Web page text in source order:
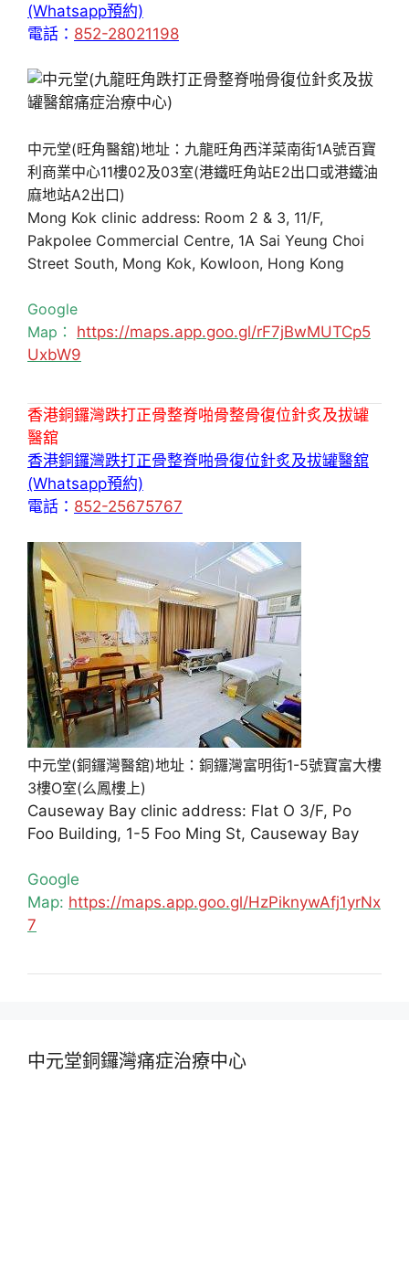
(Whatsapp預約)
電話： 852-28021198
中元堂(旺角醫舘)地址：九龍旺角西洋菜南街1A號百寶
利商業中心11樓02及03室(港鐵旺角站E2出口或港鐵油
麻地站A2出口)
Mong Kok clinic address: Room 2 & 3, 11/F,
Pakpolee Commercial Centre, 1A Sai Yeung Choi
Street South, Mong Kok, Kowloon, Hong Kong
Google
Map： https://maps.app.goo.gl/rF7jBwMUTCp5
UxbW9
香港銅鑼灣跌打正骨整脊啪骨整骨復位針炙及拔罐
醫舘
香港銅鑼灣跌打正骨整脊啪骨復位針炙及拔罐醫舘
(Whatsapp預約)
電話： 852-25675767
中元堂(銅鑼灣醫舘)地址：銅鑼灣富明街1-5號寶富大樓
3樓O室(么鳳樓上)
Causeway Bay clinic address: Flat O 3/F, Po
Foo Building, 1-5 Foo Ming St, Causeway Bay
Google
Map: https://maps.app.goo.gl/HzPiknywAfj1yrNx
7
中元堂銅鑼灣痛症治療中心